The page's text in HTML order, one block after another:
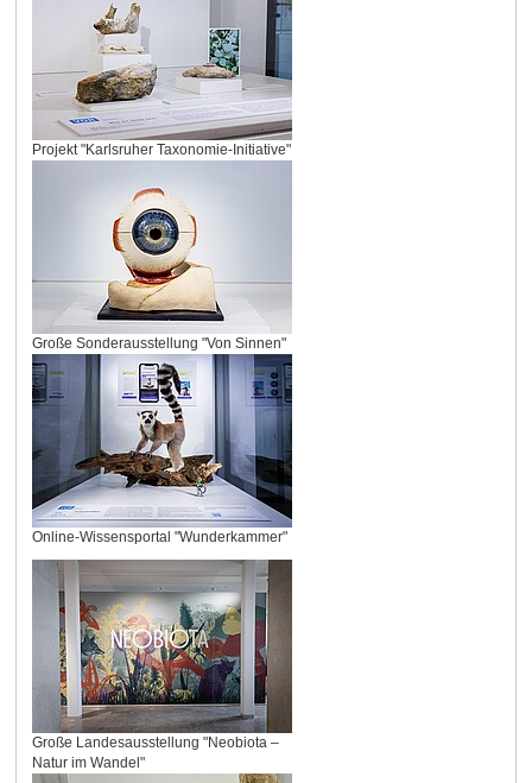
Projekt "Karlsruher Taxonomie-Initiative"
Große Sonderausstellung "Von Sinnen"
Online-Wissensportal "Wunderkammer"
Große Landesausstellung "Neobiota –
Natur im Wandel"